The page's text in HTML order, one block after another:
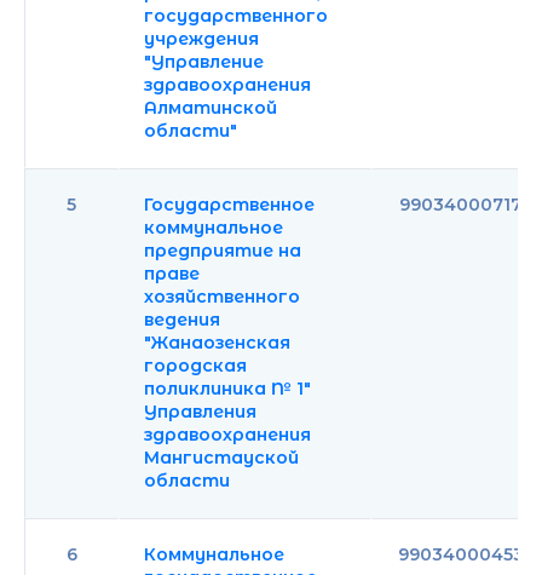
государственного
учреждения
"Управление
здравоохранения
Алматинской
области"
5
Государственное
коммунальное
предприятие на
праве
хозяйственного
ведения
"Жанаозенская
городская
поликлиника № 1"
Управления
здравоохранения
Мангистауской
области
990340007170
6
Коммунальное
990340004532